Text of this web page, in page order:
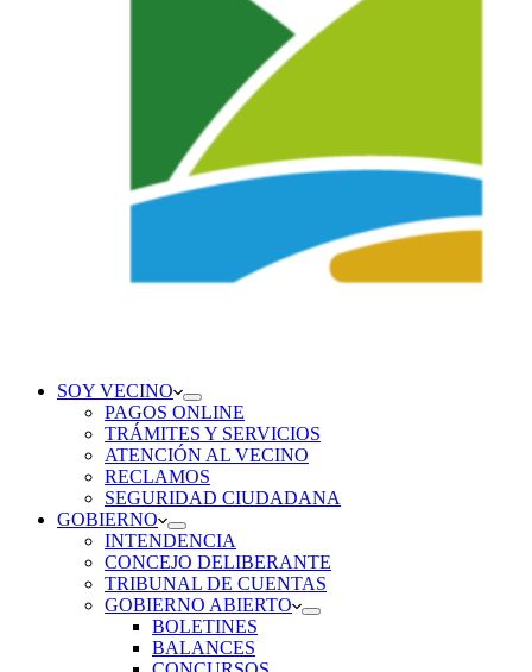
SOY VECINO
PAGOS ONLINE
TRÁMITES Y SERVICIOS
ATENCIÓN AL VECINO
RECLAMOS
SEGURIDAD CIUDADANA
GOBIERNO
INTENDENCIA
CONCEJO DELIBERANTE
TRIBUNAL DE CUENTAS
GOBIERNO ABIERTO
BOLETINES
BALANCES